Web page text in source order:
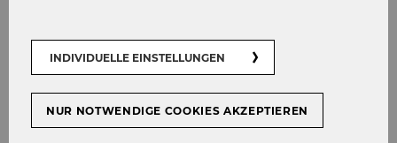
INDIVIDUELLE EINSTELLUNGEN
NUR NOTWENDIGE COOKIES AKZEPTIEREN